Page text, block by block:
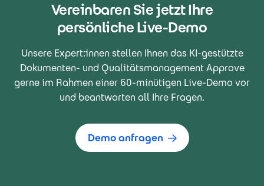
Vereinbaren Sie jetzt Ihre
persönliche Live-Demo
Unsere Expert:innen stellen Ihnen das KI-gestützte
Dokumenten- und Qualitätsmanagement Approve
gerne im Rahmen einer 60-minütigen Live-Demo vor
und beantworten all Ihre Fragen.
Demo anfragen